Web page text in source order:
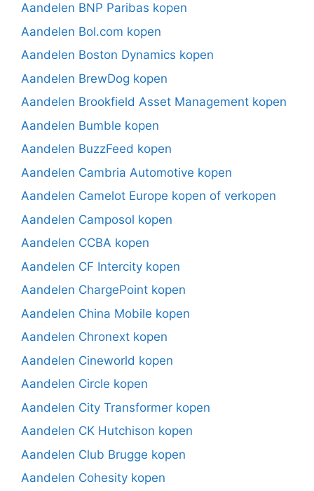
Aandelen BNP Paribas kopen
Aandelen Bol.com kopen
Aandelen Boston Dynamics kopen
Aandelen BrewDog kopen
Aandelen Brookfield Asset Management kopen
Aandelen Bumble kopen
Aandelen BuzzFeed kopen
Aandelen Cambria Automotive kopen
Aandelen Camelot Europe kopen of verkopen
Aandelen Camposol kopen
Aandelen CCBA kopen
Aandelen CF Intercity kopen
Aandelen ChargePoint kopen
Aandelen China Mobile kopen
Aandelen Chronext kopen
Aandelen Cineworld kopen
Aandelen Circle kopen
Aandelen City Transformer kopen
Aandelen CK Hutchison kopen
Aandelen Club Brugge kopen
Aandelen Cohesity kopen